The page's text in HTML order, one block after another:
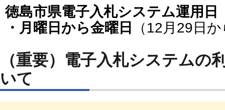
徳島市県電子入札システム運用日
・月曜日から金曜日
（12月29日
（重要）電子入札システムの
いて